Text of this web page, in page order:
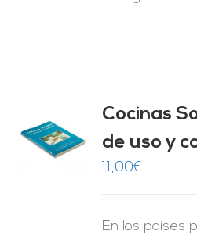
Cocinas
de uso y
11,00€
En los países